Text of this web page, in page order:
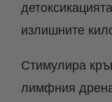
излишните
Стимулира
лимфния